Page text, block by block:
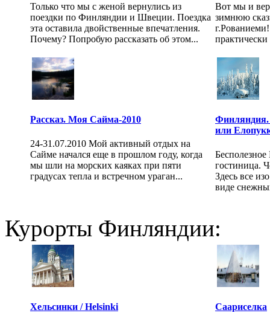
Только что мы с женой вернулись из
поездки по Финляндии и Швеции. Поездка
эта оставила двойственные впечатления.
Почему? Попробую рассказать об этом...
Вот мы и
зимнюю
Рассказ. Моя Сайма-2010
24-31.07.2010 Мой активный отдых на
Сайме начался еще в прошлом году, когда
мы шли на морских каяках при пяти
градусах тепла и встречном ураган...
Финляндия.
или
гостиница.
Здесь все
виде
Курорты Финляндии:
Хельсинки / Helsinki Саариселка